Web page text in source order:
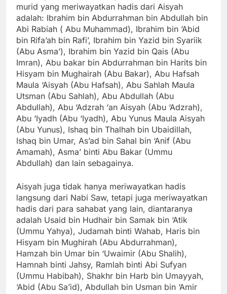
murid yang meriwayatkan hadis dari Aisyah
adalah: Ibrahim bin Abdurrahman bin Abdullah bin
Abi Rabiah ( Abu Muhammad), Ibrahim bin ‘Abid
bin Rifa’ah bin Rafi’, Ibrahim bin Yazid bin Syariik
(Abu Asma’), Ibrahim bin Yazid bin Qais (Abu
Imran), Abu bakar bin Abdurrahman bin Harits bin
Hisyam bin Mughairah (Abu Bakar), Abu Hafsah
Maula ‘Aisyah (Abu Hafsah), Abu Sahlah Maula
Utsman (Abu Sahlah), Abu Abdullah (Abu
Abdullah), Abu ‘Adzrah ‘an Aisyah (Abu ‘Adzrah),
Abu ‘Iyadh (Abu ‘Iyadh), Abu Yunus Maula Aisyah
(Abu Yunus), Ishaq bin Thalhah bin Ubaidillah,
Ishaq bin Umar, As’ad bin Sahal bin ‘Anif (Abu
Amamah), Asma’ binti Abu Bakar (Ummu
Abdullah) dan lain sebagainya.
Aisyah juga tidak hanya meriwayatkan hadis
langsung dari Nabi Saw, tetapi juga meriwayatkan
hadis dari para sahabat yang lain, diantaranya
adalah Usaid bin Hudhair bin Samak bin ‘Atik
(Ummu Yahya), Judamah binti Wahab, Haris bin
Hisyam bin Mughirah (Abu Abdurrahman),
Hamzah bin Umar bin ‘Uwaimir (Abu Shalih),
Hamnah binti Jahsy, Ramlah binti Abi Sufyan
(Ummu Habibah), Shakhr bin Harb bin Umayyah,
‘Abid (Abu Sa’id), Abdullah bin Usman bin ‘Amir